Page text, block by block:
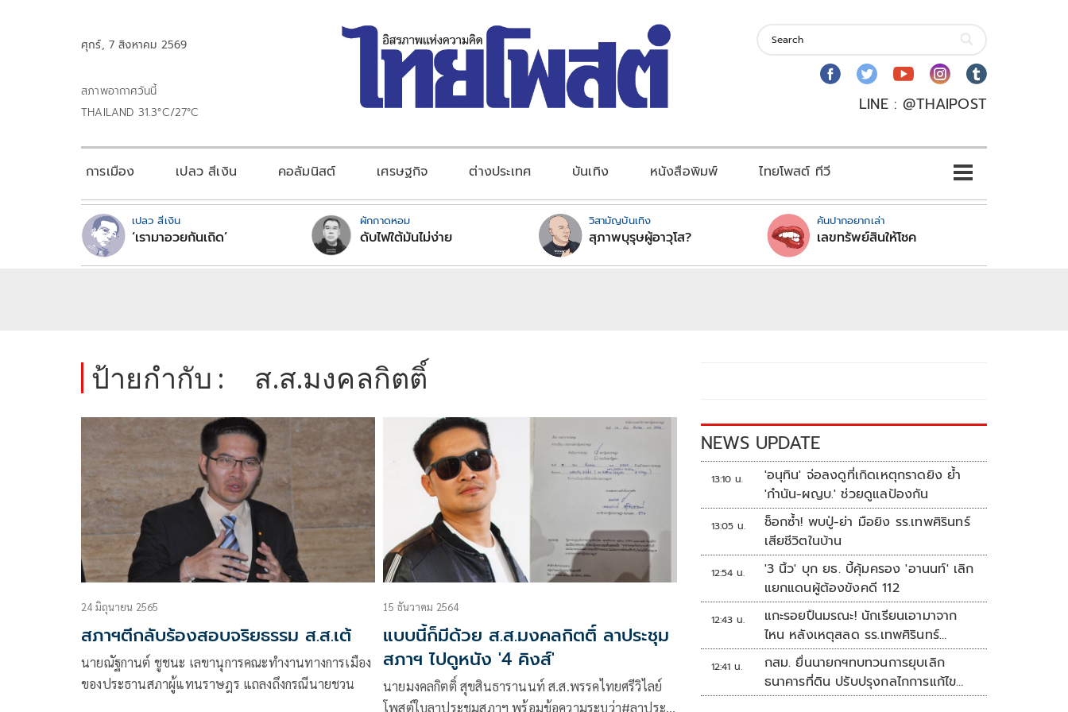
ศุกร์, 7 สิงหาคม 2569
สภาพอากาศวันนี้
THAILAND 31.3°C/27°C
LINE : @THAIPOST
การเมือง เปลว สีเงิน คอลัมนิสต์ เศรษฐกิจ ต่างประเทศ บันเทิง หนังสือพิมพ์ ไทยโพสต์ ทีวี
เปลว สีเงิน
‘เรามาอวยกันเถิด’
ผักกาดหอม
ดับไฟใต้มันไม่ง่าย
วิสามัญบันเทิง
สุภาพบุรุษผู้อาวุโส?
คันปากอยากเล่า
เลขทรัพย์สินให้โชค
ป้ายกำกับ : ส.ส.มงคลกิตติ์
24 มิถุนายน 2565
สภาฯตีกลับร้องสอบจริยธรรม ส.ส.เต้
นายณัฐกานต์ ชูชนะ เลขานุการคณะทำงานทางการเมือง
ของประธานสภาผู้แทนราษฎร แถลงถึงกรณีนายชวน
15 ธันวาคม 2564
แบบนี้ก็มีด้วย ส.ส.มงคลกิตติ์ ลาประชุม
สภาฯ ไปดูหนัง '4 คิงส์'
นายมงคลกิตติ์ สุขสินธารานนท์ ส.ส.พรรคไทยศรีวิไลย์
โพสต์ใบลาประชุมสภาฯ พร้อมข้อความระบุว่า#ลาประ
NEWS UPDATE
13:10 น.
'อนุทิน' จ่อลงดูที่เกิดเหตุกราดยิง ย้ำ
'กำนัน-ผญบ.' ช่วยดูแลป้องกัน
13:05 น.
ช็อกซ้ำ! พบปู่-ย่า มือยิง รร.เทพศิรินทร์
เสียชีวิตในบ้าน
12:54 น.
'3 นิ้ว' บุก ยธ. บี้คุ้มครอง 'อานนท์' เลิก
แยกแดนผู้ต้องขังคดี 112
12:43 น.
แกะรอยปืนมรณะ! นักเรียนเอามาจาก
ไหน หลังเหตุสลด รร.เทพศิรินทร์
นนทบุรี
12:41 น.
กสม. ยื่นนายกฯทบทวนการยุบเลิก
ธนาคารที่ดิน ปรับปรุงกลไกการแก้ไข
ปัญหาความเหลื่อมล้ำ